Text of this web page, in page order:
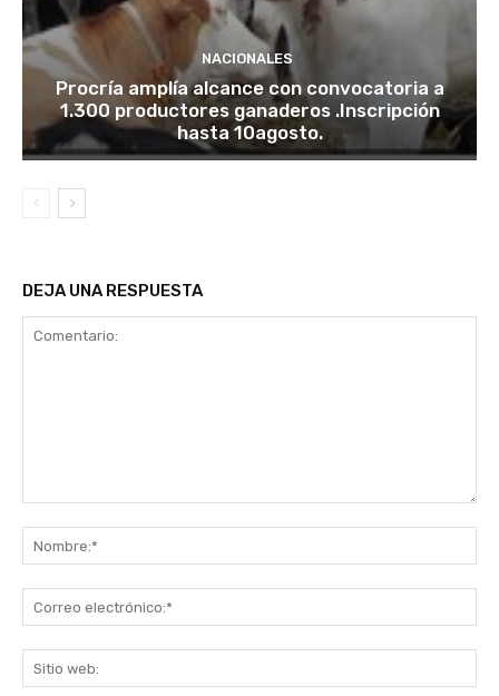
NACIONALES
Procría amplía alcance con convocatoria a
1.300 productores ganaderos .Inscripción
hasta 10agosto.
DEJA UNA RESPUESTA